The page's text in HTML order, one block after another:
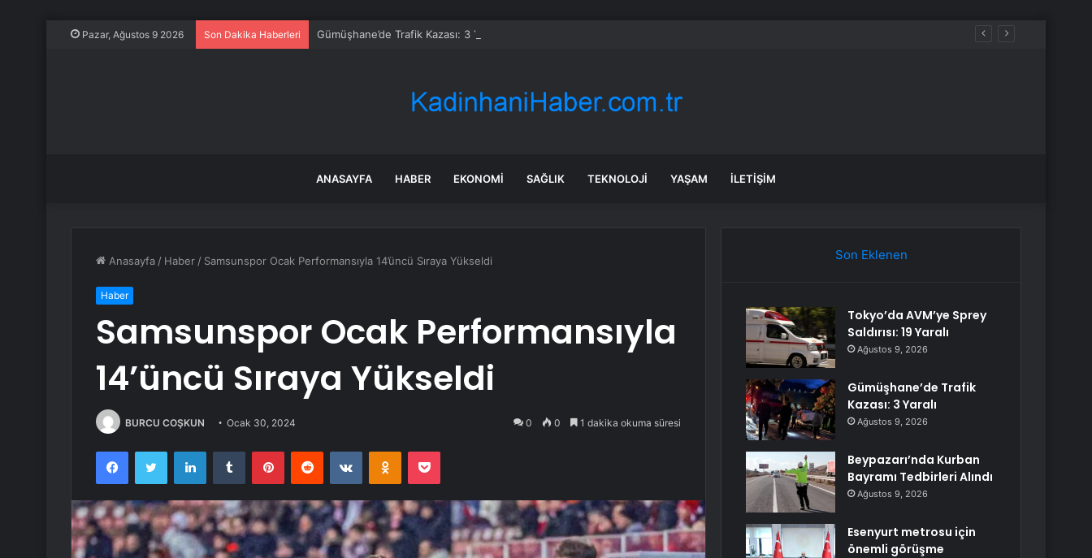
Pazar, Ağustos 9 2026 Son Dakika Haberleri Gümüşhane’de Trafik Kazası: 3 Yaralı
ANASAYFA HABER EKONOMI SAĞLIK TEKNOLOJI YAŞAM İLETIŞIM
Anasayfa / Haber / Samsunspor Ocak Performansıyla 14’üncü Sıraya Yükseldi
Haber
Samsunspor Ocak Performansıyla
14’üncü Sıraya Yükseldi
BURCU COŞKUN Ocak 30, 2024 0 0 1 dakika okuma süresi
FacebookTwitter LinkedInTumblr PinterestReddit VKontakteOdnoklassniki
Pocket
Son Eklenen
Tokyo’da AVM’ye Sprey
Saldırısı: 19 Yaralı
Ağustos 9, 2026
Gümüşhane’de Trafik
Kazası: 3 Yaralı
Ağustos 9, 2026
Beypazarı’nda Kurban
Bayramı Tedbirleri Alındı
Ağustos 9, 2026
Esenyurt metrosu için
önemli görüşme